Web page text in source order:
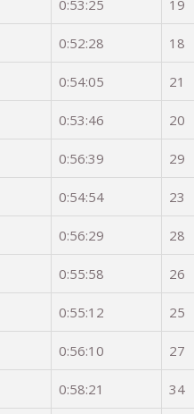
0:53:25 19
0:52:28 18
0:54:05 21
0:53:46 20
0:56:39 29
0:54:54 23
0:56:29 28
0:55:58 26
0:55:12 25
0:56:10 27
0:58:21 34